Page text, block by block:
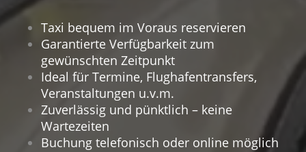
Taxi bequem im Voraus reservieren
Garantierte Verfügbarkeit zum
gewünschten Zeitpunkt
Ideal für Termine, Flughafentransfers,
Veranstaltungen u.v.m.
Zuverlässig und pünktlich – keine
Wartezeiten
Buchung telefonisch oder online möglich